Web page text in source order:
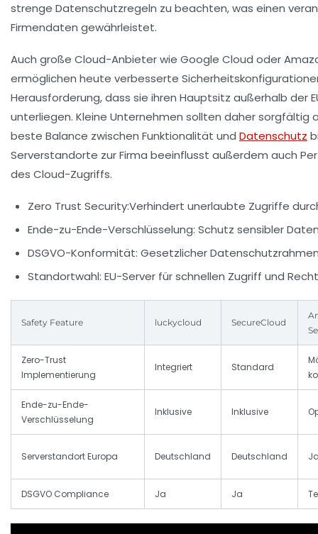
strenge Datenschutzregeln zu beachten, was einen
Firmendaten gewährleistet.
Auch große Cloud-Anbieter wie Google Cloud oder
ermöglichen heute verbesserte
Herausforderung, dass sie ihren Hauptsitz außerhalb der
unterliegen. Kleine Unternehmen sollten daher sorgfältig
beste Balance zwischen Funktionalität und Datenschutz
Serverstandorte zur Firma beeinflusst außerdem auch
des Cloud-Zugriffs.
Zero Trust Security:Verhindert unerlaubte Zugriffe
Ende-zu-Ende-Verschlüsselung: Schutz sensibler
DSGVO-Konformität: Gesetzlicher
Standortwahl: EU-Server für schnellen Zugriff und
Safety Feature luckycloud SecureCloud
Zero-Trust
Implementierung
Integriert Standard
Ende-zu-Ende-
Verschlüsselung
Inklusive Inklusive
Serverstandort Europa Deutschland Deutschland
DSGVO Compliance Ja Ja